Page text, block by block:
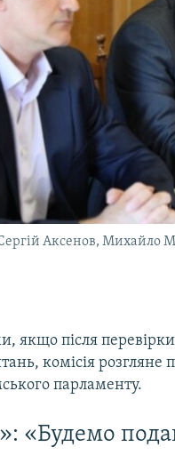
Аксенов, Михайло
якщо після
комісія розгляне
парламенту.
«Будемо